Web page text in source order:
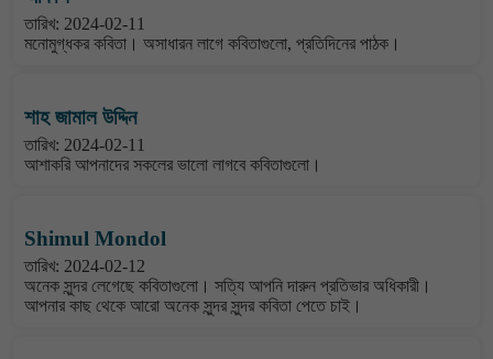
তারিখ: 2024-02-11
মনোমুগ্ধকর কবিতা। অসাধারন লাগে কবিতাগুলো, প্রতিদিনের পাঠক।
শাহ জামাল উদ্দিন
তারিখ: 2024-02-11
আশাকরি আপনাদের সকলের ভালো লাগবে কবিতাগুলো।
Shimul Mondol
তারিখ: 2024-02-12
অনেক সুন্দর লেগেছে কবিতাগুলো। সত্যি আপনি দারুন প্রতিভার অধিকারী।
আপনার কাছ থেকে আরো অনেক সুন্দর সুন্দর কবিতা পেতে চাই।